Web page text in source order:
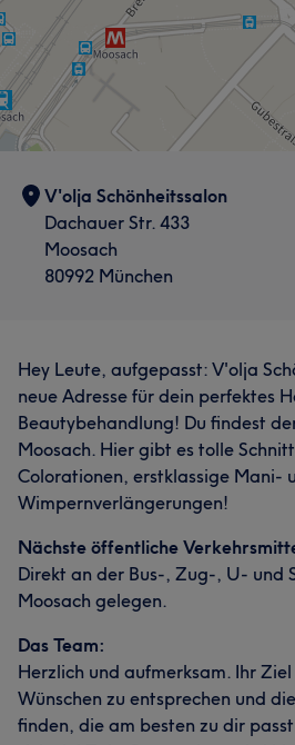
V'olja Schönheitssalon
Dachauer Str. 433
Moosach
80992 München
Hey Leute, aufgepasst: V'olja
neue Adresse für dein perfektes
Beautybehandlung! Du findest
Moosach. Hier gibt es tolle
Colorationen, erstklassige Mani-
Wimpernverlängerungen!
Nächste öffentliche
Direkt an der Bus-, Zug-, U- und
Moosach gelegen.
Das Team:
Herzlich und aufmerksam. Ihr
Wünschen zu entsprechen und
finden, die am besten zu dir